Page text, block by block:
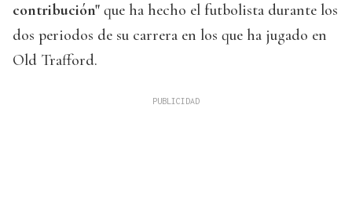
contribución" que ha hecho el futbolista durante los
dos periodos de su carrera en los que ha jugado en
Old Trafford.